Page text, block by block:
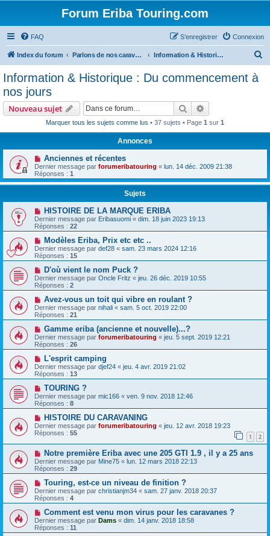
Forum Eriba Touring.com
FAQ Connexion
S’enregistrer
Index du forum Parlons de nos caravanes (anciennes et récentes) Information & Historique : Du commencement à nos jours
r
Information & Historique : Du commencement à
nos jours
Nouveau sujet Rechercher
Marquer tous les sujets comme lus • 37 sujets • Page 1 sur 1
Annonces
Anciennes et récentes
Dernier message par forumeribatouring « lun. 14 déc. 2009 21:38
Réponses : 1
Sujets
HISTOIRE DE LA MARQUE ERIBA
Dernier message par Eribasuomi « dim. 18 juin 2023 19:13
Réponses : 22
Modèles Eriba, Prix etc etc ..
Dernier message par def28 « sam. 23 mars 2024 12:16
Réponses : 15
D'où vient le nom Puck ?
Dernier message par Oncle Fritz « jeu. 26 déc. 2019 10:55
Réponses : 2
Avez-vous un toit qui vibre en roulant ?
Dernier message par nihali « sam. 5 oct. 2019 22:00
Réponses : 21
Gamme eriba (ancienne et nouvelle)...?
Dernier message par forumeribatouring « jeu. 5 sept. 2019 12:21
Réponses : 26
L'esprit camping
Dernier message par djef24 « jeu. 4 avr. 2019 21:02
Réponses : 13
TOURING ?
Dernier message par mic166 « ven. 9 nov. 2018 12:46
Réponses : 8
HISTOIRE DU CARAVANING
Dernier message par forumeribatouring « jeu. 12 avr. 2018 19:23
Réponses : 55 1 2
Notre première Eriba avec une 205 GTI 1.9 , il y a 25 ans
Dernier message par Mine75 « lun. 12 mars 2018 22:13
Réponses : 29
Touring, est-ce un niveau de finition ?
Dernier message par christianjm34 « sam. 27 janv. 2018 20:37
Réponses : 4
Comment est venu mon virus pour les caravanes ?
Dernier message par Dams « dim. 14 janv. 2018 18:58
Réponses : 11